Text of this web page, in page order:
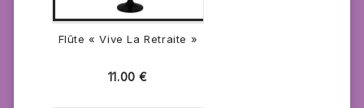
Flûte « Vive La Retraite »
11.00€